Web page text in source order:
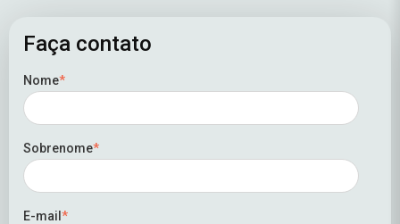
Faça contato
Nome*
Sobrenome*
E-mail *